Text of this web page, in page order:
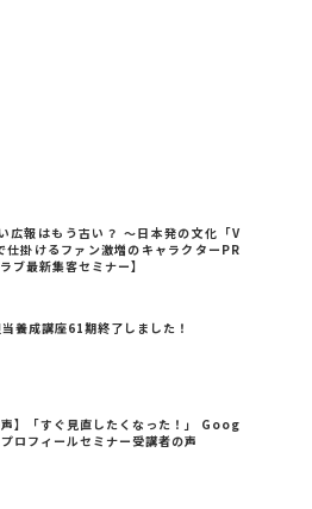
広報はもう古い？ ～日本発の文化「V
掛けるファン激増のキャラクターPR
ブ最新集客セミナー】
養成講座61期終了しました！
声】「すぐ見直したくなった！」 Goog
ロフィールセミナー受講者の声